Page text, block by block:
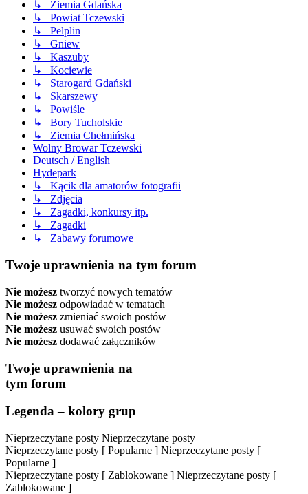
↳ Ziemia Gdańska
↳ Powiat Tczewski
↳ Pelplin
↳ Gniew
↳ Kaszuby
↳ Kociewie
↳ Starogard Gdański
↳ Skarszewy
↳ Powiśle
↳ Bory Tucholskie
↳ Ziemia Chełmińska
Wolny Browar Tczewski
Deutsch / English
Hydepark
↳ Kącik dla amatorów fotografii
↳ Zdjęcia
↳ Zagadki, konkursy itp.
↳ Zagadki
↳ Zabawy forumowe
Twoje uprawnienia na tym forum
Nie możesz tworzyć nowych tematów
Nie możesz odpowiadać w tematach
Nie możesz zmieniać swoich postów
Nie możesz usuwać swoich postów
Nie możesz dodawać załączników
Twoje uprawnienia na
tym forum
Legenda – kolory grup
Nieprzeczytane posty Nieprzeczytane posty
Nieprzeczytane posty [ Popularne ] Nieprzeczytane posty [
Popularne ]
Nieprzeczytane posty [ Zablokowane ] Nieprzeczytane posty [
Zablokowane ]